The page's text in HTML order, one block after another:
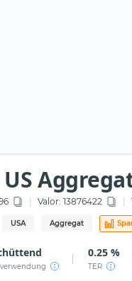
Valor: 13876422
USA Aggregat
0.25 %
TER